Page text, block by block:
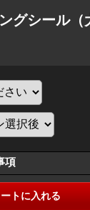
グシール（
項